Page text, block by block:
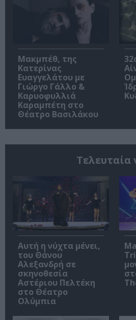
Μακμπέθ, της
Κατερίνας
Ευαγγελάτου με
Γιώργο Γάλλο &
Καρυοφυλλιά
Καραμπέτη στο
Θέατρο Βασιλάκου
Τελευταία
Αυτή η νύχτα μένει,
του Θάνου
Αλεξανδρή σε
σκηνοθεσία
Αστέριου Πελτέκη
στο Θέατρο
Ολύμπια